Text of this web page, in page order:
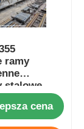
ramy
stalowe
budynki
cena